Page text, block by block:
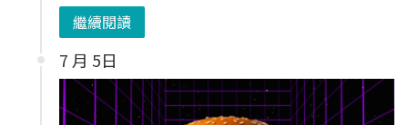
繼續閱讀
7 月 5日